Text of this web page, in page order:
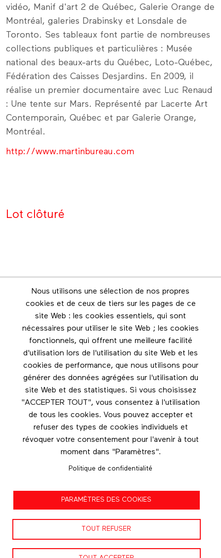
vidéo, Manif d'art 2 de Québec, Galerie Orange de
Montréal, galeries Drabinsky et Lonsdale de
Toronto. Ses tableaux font partie de nombreuses
collections publiques et particulières : Musée
national des beaux-arts du Québec, Loto-Québec,
Fédération des Caisses Desjardins. En 2009, il
réalise un premier documentaire avec Luc Renaud
: Une tente sur Mars. Représenté par Lacerte Art
Contemporain, Québec et par Galerie Orange,
Montréal.
http://www.martinbureau.com
Lot clôturé
Nous utilisons une sélection de nos propres
cookies et de ceux de tiers sur les pages de ce
site Web : les cookies essentiels, qui sont
nécessaires pour utiliser le site Web ; les cookies
fonctionnels, qui offrent une meilleure facilité
d'utilisation lors de l'utilisation du site Web et les
cookies de performance, que nous utilisons pour
générer des données agrégées sur l'utilisation du
site Web et des statistiques. Si vous choisissez
"ACCEPTER TOUT", vous consentez à l'utilisation
de tous les cookies. Vous pouvez accepter et
refuser des types de cookies individuels et
révoquer votre consentement pour l'avenir à tout
moment dans "Paramètres".
Politique de confidentialité
PARAMÈTRES DES COOKIES
TOUT REFUSER
Infolettre
Restez en contact grâce à l'infolettre
Footer menu
Les éditions Esse
Instagram
Facebook
Nous contacter
Politique de confidentialité